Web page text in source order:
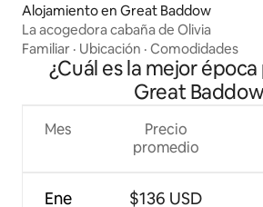
Alojamiento en Great Baddow
La acogedora cabaña de Olivia
Familiar · Ubicación · Comodidades
¿Cuál es la mejor
Great
Mes
Ene
Precio
promedio
$136 USD